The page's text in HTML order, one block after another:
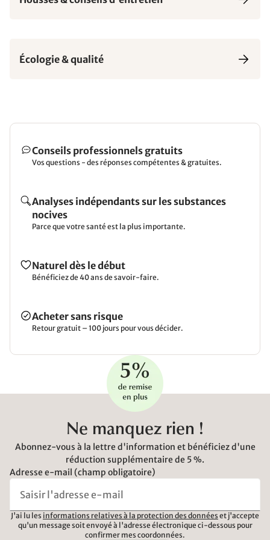
Écologie & qualité
Conseils professionnels gratuits
Vos questions - des réponses compétentes & gratuites.
Analyses indépendants sur les substances
nocives
Parce que votre santé est la plus importante.
Naturel dès le début
Bénéficiez de 40 ans de savoir-faire.
Acheter sans risque
Retour gratuit – 100 jours pour vous décider.
Ne manquez rien !
Abonnez-vous à la lettre d'information et bénéficiez d'une
réduction supplémentaire de 5 %.
Adresse e-mail (champ obligatoire)
J'ai lu les informations relatives à la protection des données et j'accepte
qu'un message soit envoyé à l'adresse électronique ci-dessous pour
confirmer mes coordonnées.